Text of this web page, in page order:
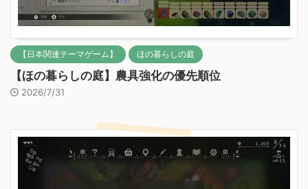
【日本関連テーマゲーム】 ほの暮らしの庭
【ほの暮らしの庭】農具強化の優先順位
2026/7/31